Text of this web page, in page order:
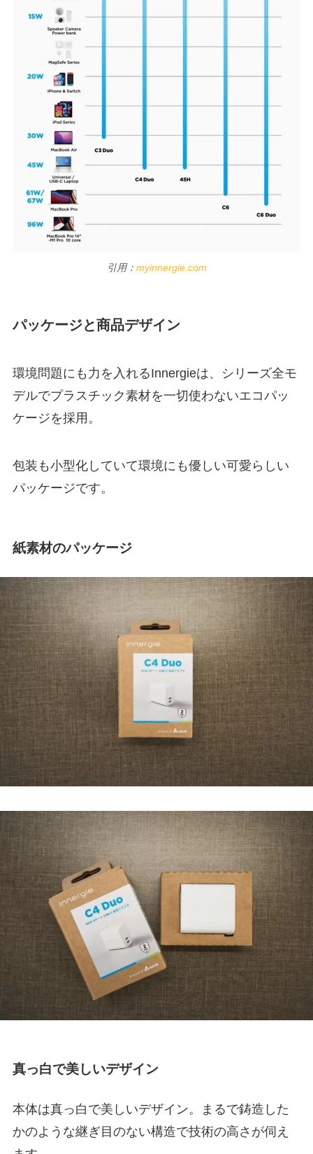
引用： myinnergie.com
パッケージと商品デザイン
環境問題にも力を入れるInnergieは、シリーズ全モ
デルでプラスチック素材を一切使わないエコパッ
ケージを採用。
包装も小型化していて環境にも優しい可愛らしい
パッケージです。
紙素材のパッケージ
真っ白で美しいデザイン
本体は真っ白で美しいデザイン。まるで鋳造した
かのような継ぎ目のない構造で技術の高さが伺え